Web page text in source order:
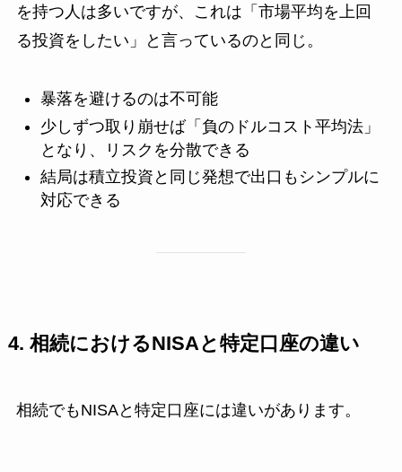
を持つ人は多いですが、これは「市場平均を上回
る投資をしたい」と言っているのと同じ。
暴落を避けるのは不可能
少しずつ取り崩せば「負のドルコスト平均法」
となり、リスクを分散できる
結局は積立投資と同じ発想で出口もシンプルに
対応できる
4. 相続におけるNISAと特定口座の違い
相続でもNISAと特定口座には違いがあります。